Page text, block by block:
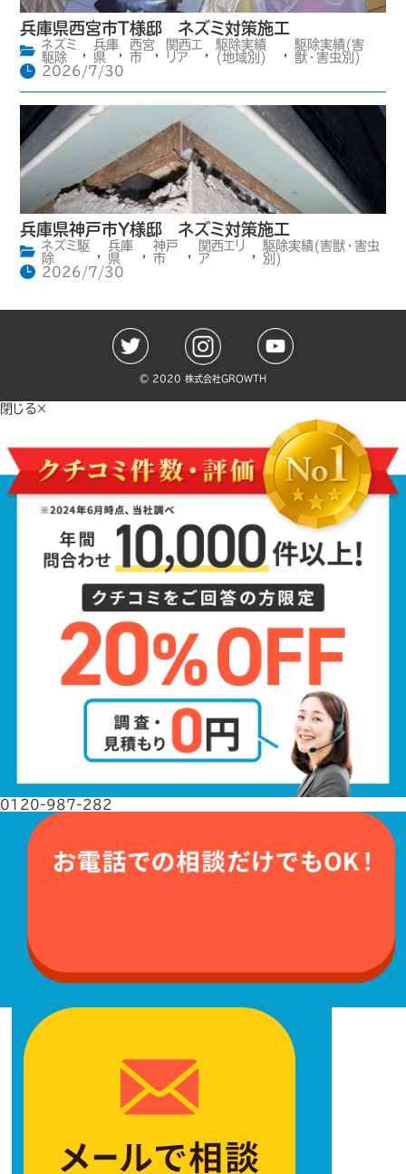
兵庫県西宮市T様邸 ネズミ対策施工
ネズミ
駆除
,
兵庫
県
,
西宮
市
,
関西エ
リア
,
駆除実績
(地域別)
,
駆除実績(害
獣・害虫別)
2026/7/30
兵庫県神戸市Y様邸 ネズミ対策施工
ネズミ駆
除
兵庫
県
神戸
市
関西エリ
ア
駆除実績(害獣・害虫
別)
2026/7/30
©️ 2020 株式会社GROWTH
閉じる×
0120-987-282